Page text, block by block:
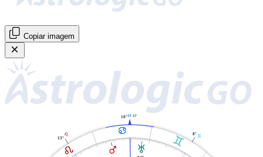
Copiar imagem
C
D
E
C
8°
D
10° 57'
E
13°
T
Q